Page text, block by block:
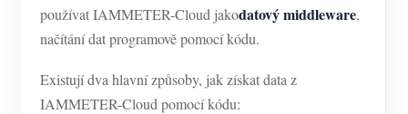
používat IAMMETER-Cloud jakodatový middleware,
načítání dat programově pomocí kódu.
Existují dva hlavní způsoby, jak získat data z
IAMMETER-Cloud pomocí kódu: